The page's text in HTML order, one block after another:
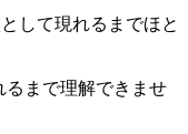
して現れるまでほと
るまで理解できませ